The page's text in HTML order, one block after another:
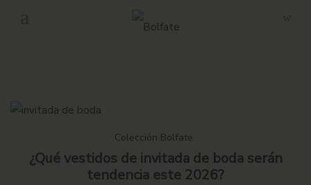
Envío gratuito en pedidos superiores a 160€ en Península.
Colección Bolfate
¿Qué vestidos de invitada de boda serán
tendencia este 2026?